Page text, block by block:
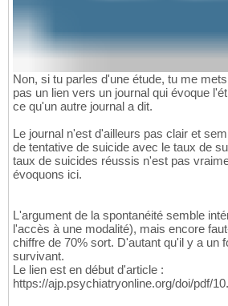
Non, si tu parles d'une étude, tu me
pas un lien vers un journal qui évoque
ce qu'un autre journal a dit.
Le journal n'est d'ailleurs pas clair et
de tentative de suicide avec le taux de
taux de suicides réussis n'est pas
évoquons ici.
L'argument de la spontanéité semble
l'accès à une modalité), mais encore
chiffre de 70% sort. D'autant qu'il y a un
survivant.
Le lien est en début d'article :
https://ajp.psychiatryonline.org/doi/pdf/